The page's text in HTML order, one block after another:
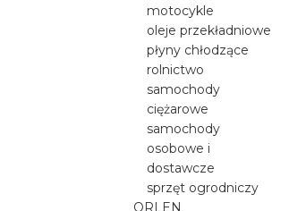
motocykle
oleje przekładniowe
płyny chłodzące
rolnictwo
samochody
ciężarowe
samochody
osobowe i
dostawcze
sprzęt ogrodniczy
ORLEN